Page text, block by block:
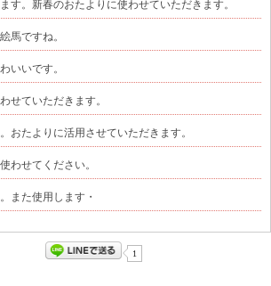
す。新春のおたよりに使わせていただきます。
馬ですね。
いです。
せていただきます。
おたよりに活用させていただきます。
わせてください。
また使用します・
1